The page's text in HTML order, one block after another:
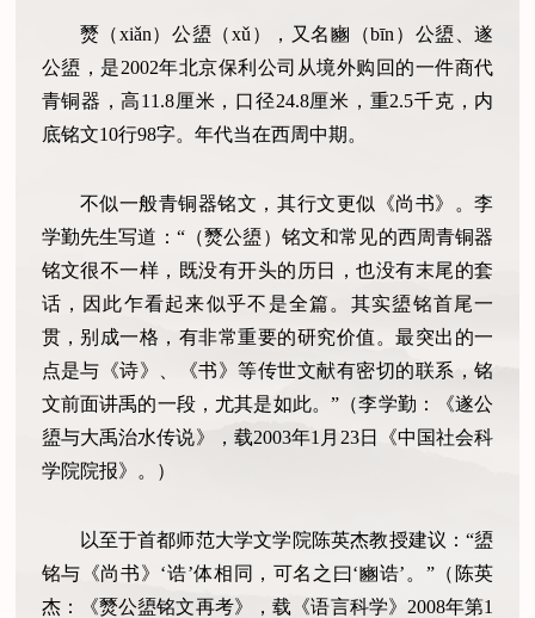
燹（xiǎn）公盨（xǔ），又名豳（bīn）公盨、遂
公盨，是2002年北京保利公司从境外购回的一件商代
青铜器，高11.8厘米，口径24.8厘米，重2.5千克，内
底铭文10行98字。年代当在西周中期。
不似一般青铜器铭文，其行文更似《尚书》。李
学勤先生写道：“（燹公盨）铭文和常见的西周青铜器
铭文很不一样，既没有开头的历日，也没有末尾的套
话，因此乍看起来似乎不是全篇。其实盨铭首尾一
贯，别成一格，有非常重要的研究价值。最突出的一
点是与《诗》、《书》等传世文献有密切的联系，铭
文前面讲禹的一段，尤其是如此。”（李学勤：《遂公
盨与大禹治水传说》，载2003年1月23日《中国社会科
学院院报》。）
以至于首都师范大学文学院陈英杰教授建议：“盨
铭与《尚书》‘诰’体相同，可名之曰‘豳诰’。”（陈英
杰：《燹公盨铭文再考》，载《语言科学》2008年第1